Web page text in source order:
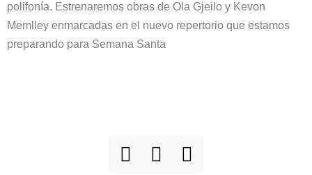
polifonía. Estrenaremos obras de Ola Gjeilo y Kevon
Memlley enmarcadas en el nuevo repertorio que estamos
preparando para Semana Santa